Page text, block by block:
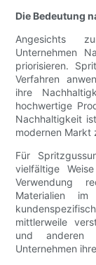
Die Bedeutung
Angesichts
Unternehmen
priorisieren.
Verfahren
ihre
hochwertige
Nachhaltigkeit
modernen Markt
Für
vielfältige
Verwendung
Materialien im
mittlerweile
und anderen
Unternehmen